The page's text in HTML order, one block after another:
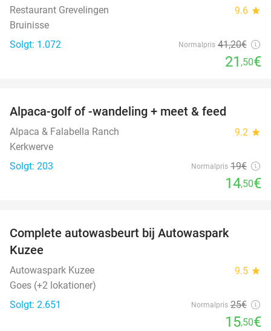
Restaurant Grevelingen 9.6 star
Bruinisse
Solgt: 1.072
Normalpris 41,20€
21 ,50€
Alpaca-golf of -wandeling + meet & feed
Alpaca & Falabella Ranch 9.2 star
Kerkwerve
Solgt: 203
Normalpris 19€
14,50€
Complete autowasbeurt bij Autowaspark
Kuzee
Autowaspark Kuzee 9.5 star
Goes (+2 lokationer)
Solgt: 2.651
Normalpris 25€
15,50€